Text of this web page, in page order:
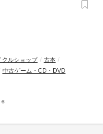
クルショップ
古本
中古ゲーム・CD・DVD